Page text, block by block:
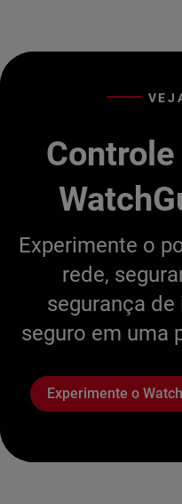
Experimente o
rede,
segurança de
seguro em uma
Experimente o